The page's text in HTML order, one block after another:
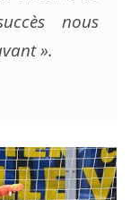
nous
».